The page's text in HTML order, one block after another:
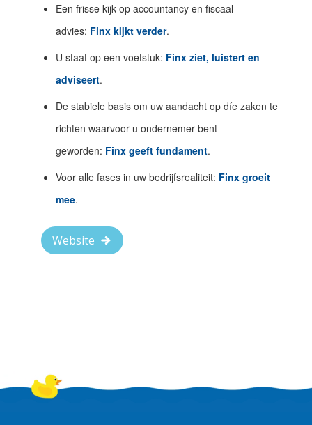
Een frisse kijk op accountancy en fiscaal
advies: Finx kijkt verder.
U staat op een voetstuk: Finx ziet, luistert en
adviseert.
De stabiele basis om uw aandacht op díe zaken te
richten waarvoor u ondernemer bent
geworden: Finx geeft fundament.
Voor alle fases in uw bedrijfsrealiteit: Finx groeit
mee.
Website